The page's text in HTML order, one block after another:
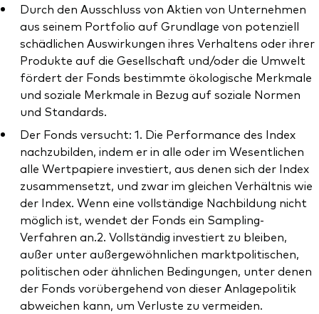
Durch den Ausschluss von Aktien von Unternehmen
aus seinem Portfolio auf Grundlage von potenziell
schädlichen Auswirkungen ihres Verhaltens oder ihrer
Produkte auf die Gesellschaft und/oder die Umwelt
fördert der Fonds bestimmte ökologische Merkmale
und soziale Merkmale in Bezug auf soziale Normen
und Standards.
Der Fonds versucht: 1. Die Performance des Index
nachzubilden, indem er in alle oder im Wesentlichen
alle Wertpapiere investiert, aus denen sich der Index
zusammensetzt, und zwar im gleichen Verhältnis wie
der Index. Wenn eine vollständige Nachbildung nicht
möglich ist, wendet der Fonds ein Sampling-
Verfahren an.2. Vollständig investiert zu bleiben,
außer unter außergewöhnlichen marktpolitischen,
politischen oder ähnlichen Bedingungen, unter denen
der Fonds vorübergehend von dieser Anlagepolitik
abweichen kann, um Verluste zu vermeiden.